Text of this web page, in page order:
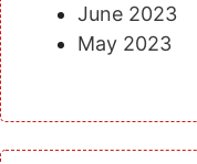
June 2023
May 2023